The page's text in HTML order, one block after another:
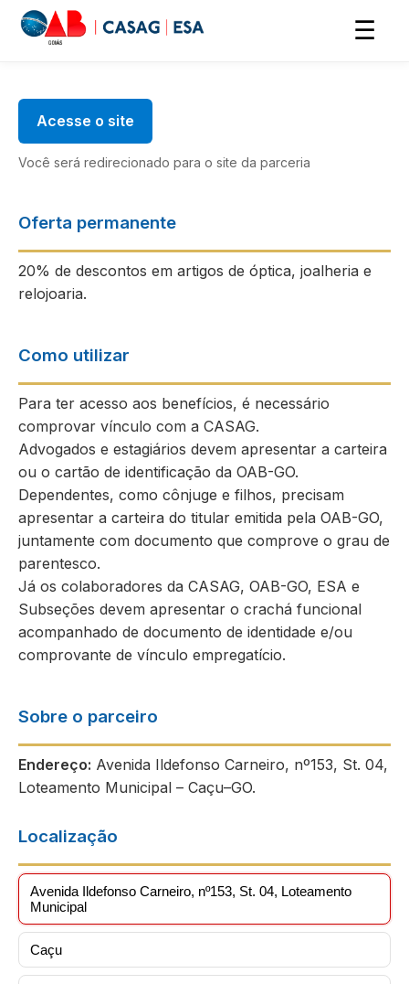
☰
Acesse o site
Você será redirecionado para o site da parceria
Oferta permanente
20% de descontos em artigos de óptica, joalheria e
relojoaria.
Como utilizar
Para ter acesso aos benefícios, é necessário
comprovar vínculo com a CASAG.
Advogados e estagiários devem apresentar a carteira
ou o cartão de identificação da OAB-GO.
Dependentes, como cônjuge e filhos, precisam
apresentar a carteira do titular emitida pela OAB-GO,
juntamente com documento que comprove o grau de
parentesco.
Já os colaboradores da CASAG, OAB-GO, ESA e
Subseções devem apresentar o crachá funcional
acompanhado de documento de identidade e/ou
comprovante de vínculo empregatício.
Sobre o parceiro
Endereço: Avenida Ildefonso Carneiro, nº153, St. 04,
Loteamento Municipal – Caçu–GO.
Localização
Avenida Ildefonso Carneiro, nº153, St. 04, Loteamento
Municipal
Caçu